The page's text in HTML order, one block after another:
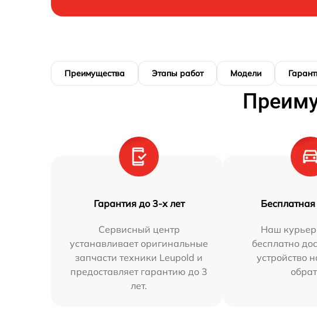
Преимущества Этапы работ Модели
Гарантия до 3-х лет
Сервисный центр
устанавливает оригинальные
запчасти техники Leupold и
предоставляет гарантию до 3
лет.
Наш
бесплатно
устройство